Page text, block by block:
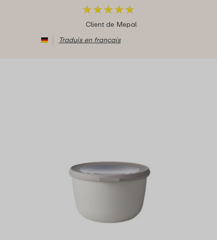
★★★★★
★★★★★
Client de Mepal
Traduis en français